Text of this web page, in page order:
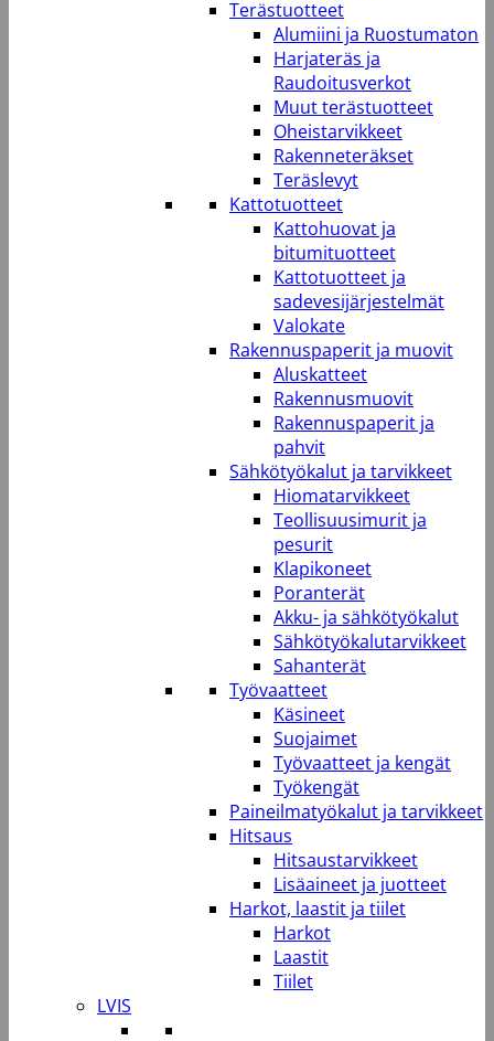
Terästuotteet
Alumiini ja Ruostumaton
Harjateräs ja
Raudoitusverkot
Muut terästuotteet
Oheistarvikkeet
Rakenneteräkset
Teräslevyt
Kattotuotteet
Kattohuovat ja
bitumituotteet
Kattotuotteet ja
sadevesijärjestelmät
Valokate
Rakennuspaperit ja muovit
Aluskatteet
Rakennusmuovit
Rakennuspaperit ja
pahvit
Sähkötyökalut ja tarvikkeet
Hiomatarvikkeet
Teollisuusimurit ja
pesurit
Klapikoneet
Poranterät
Akku- ja sähkötyökalut
Sähkötyökalutarvikkeet
Sahanterät
Työvaatteet
Käsineet
Suojaimet
Työvaatteet ja kengät
Työkengät
Paineilmatyökalut ja tarvikkeet
Hitsaus
Hitsaustarvikkeet
Lisäaineet ja juotteet
Harkot, laastit ja tiilet
Harkot
Laastit
Tiilet
LVIS